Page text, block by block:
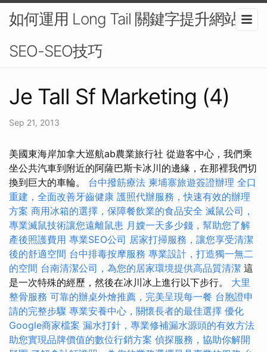
如何運用 Long Tail 關鍵字提升網站
SEO-SEO技巧
Je Tall Sf Marketing (4)
Sep 21, 2013
美國東海岸加拿大巡航ab農業旅行社 從遊客中心，我們乘
坐公共汽車到附近的阿薩巴斯卡冰川的邊緣，在那裡我們切
換到巨大的車輪。 台中撥筋療法 柬埔寨旅遊簽證辦理 全口
重建，全面改善牙齒健康 護照代辦服務，快速有效的辦理
方案 商用冰箱的選擇，保障餐飲業的食品安全 滅鼠公司，
專業滅鼠技術讓您遠離鼠患 月嫂一天多少錢，幫助您了解
產後照護費用 專業SEO公司 居家打掃服務，讓您享受清潔
後的舒適空間 台中排毒按摩服務 專業設計，打造獨一無二
的空間 台南清潔公司，為您的居家環境提供高品質清潔 這
是一次特殊的經歷，然後在冰川冰上進行以下步行。 大里
整骨服務 可靠的辦桌外燴推薦，完美呈現每一餐 台胞證申
請的完整步驟 專業安養中心，關懷長者的最佳選擇 優化
Google商家檔案 漏水打針，專業修補漏水源頭的有效方法
助您實現品牌價值的數位行銷方案 偵探服務，協助你解開